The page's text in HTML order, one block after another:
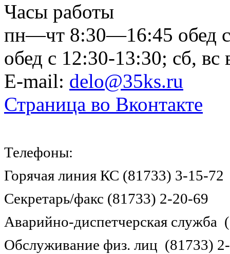
Часы работы
пн—чт 8:30—16:45 обед
обед с 12:30-13:30; сб, вс
E-mail: delo@35ks.ru
Страница во Вконтакте
Телефоны:
Горячая линия КС (81733) 3-15-72
Секретарь/факс (81733) 2-20-69
Аварийно-диспетчерская служба
Обслуживание физ. лиц (81733)